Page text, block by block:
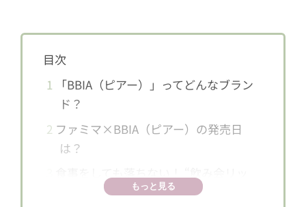
目次
1 「BBIA（ピアー）」ってどんなブラン
ド？
2 ファミマ×BBIA（ピアー）の発売日
は？
プ”ラインナップ一覧
もっと見る